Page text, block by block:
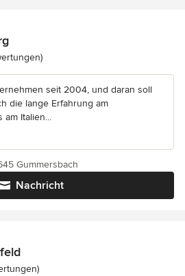
4.9 von 5 Sternen
seit 2004, und daran soll
die lange Erfahrung am
am Italien...
Nachricht
Gummersbach
5 von 5 Sternen